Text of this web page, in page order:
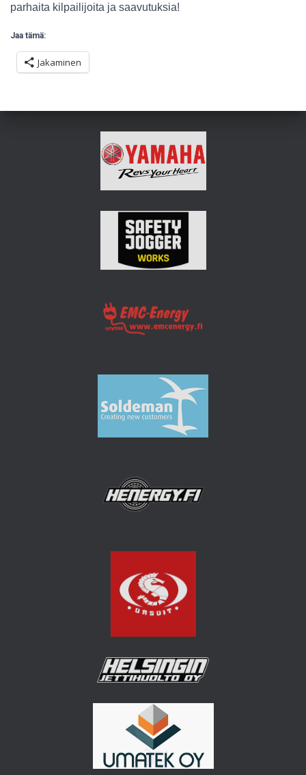
parhaita kilpailijoita ja saavutuksia!
Jaa tämä:
Jakaminen